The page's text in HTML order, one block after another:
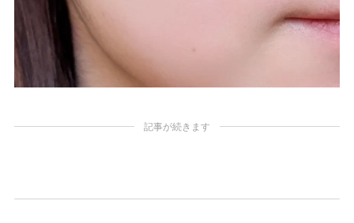
記事が続きます